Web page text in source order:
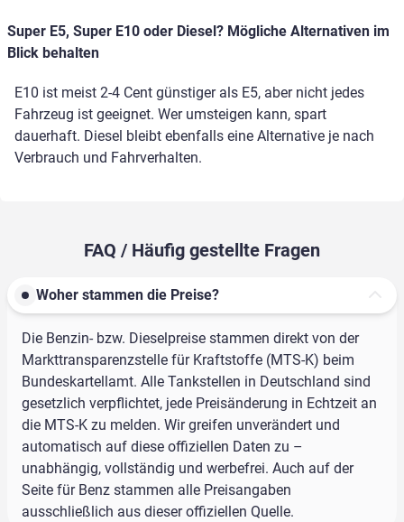
Super E5, Super E10 oder Diesel? Mögliche Alternativen im
Blick behalten
E10 ist meist 2-4 Cent günstiger als E5, aber nicht jedes
Fahrzeug ist geeignet. Wer umsteigen kann, spart
dauerhaft. Diesel bleibt ebenfalls eine Alternative je nach
Verbrauch und Fahrverhalten.
FAQ / Häufig gestellte Fragen
Woher stammen die Preise?
Die Benzin- bzw. Dieselpreise stammen direkt von der
Markttransparenzstelle für Kraftstoffe (MTS-K) beim
Bundeskartellamt. Alle Tankstellen in Deutschland sind
gesetzlich verpflichtet, jede Preisänderung in Echtzeit an
die MTS-K zu melden. Wir greifen unverändert und
automatisch auf diese offiziellen Daten zu –
unabhängig, vollständig und werbefrei. Auch auf der
Seite für Benz stammen alle Preisangaben
ausschließlich aus dieser offiziellen Quelle.